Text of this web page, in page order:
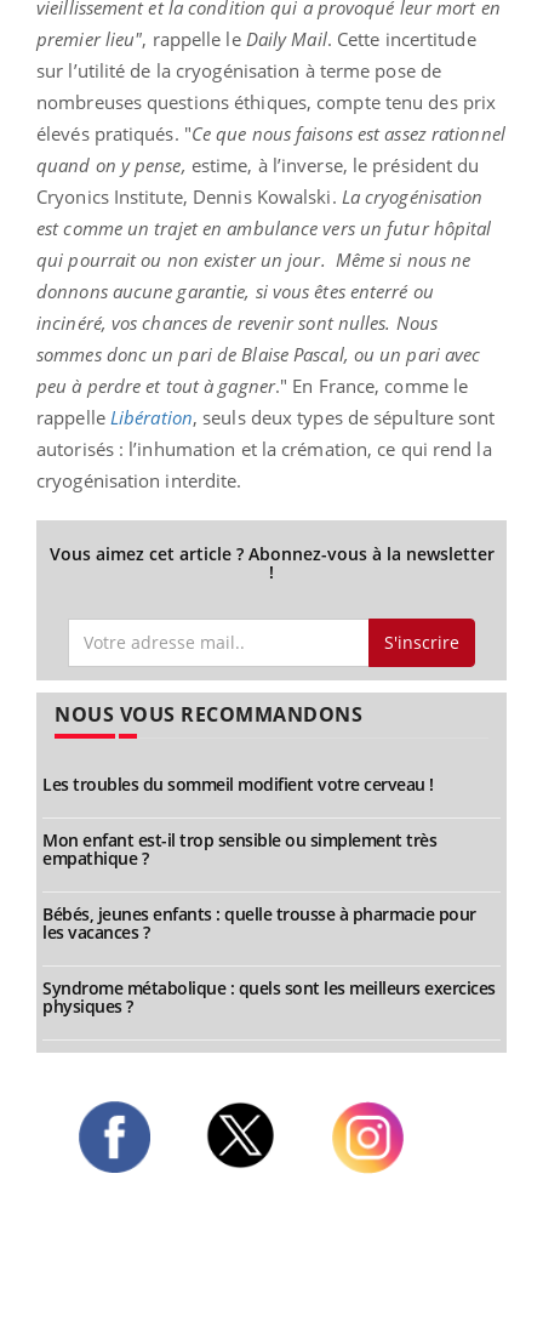
vieillissement et la condition qui a provoqué leur mort en
premier lieu", rappelle le Daily Mail. Cette incertitude
sur l’utilité de la cryogénisation à terme pose de
nombreuses questions éthiques, compte tenu des prix
élevés pratiqués. "Ce que nous faisons est assez rationnel
quand on y pense, estime, à l’inverse, le président du
Cryonics Institute, Dennis Kowalski. La cryogénisation
est comme un trajet en ambulance vers un futur hôpital
qui pourrait ou non exister un jour. Même si nous ne
donnons aucune garantie, si vous êtes enterré ou
incinéré, vos chances de revenir sont nulles. Nous
sommes donc un pari de Blaise Pascal, ou un pari avec
peu à perdre et tout à gagner." En France, comme le
rappelle Libération, seuls deux types de sépulture sont
autorisés : l’inhumation et la crémation, ce qui rend la
cryogénisation interdite.
Vous aimez cet article ? Abonnez-vous à la newsletter
!
S'inscrire
NOUS VOUS RECOMMANDONS
Les troubles du sommeil modifient votre cerveau !
Mon enfant est-il trop sensible ou simplement très
empathique ?
Bébés, jeunes enfants : quelle trousse à pharmacie pour
les vacances ?
Syndrome métabolique : quels sont les meilleurs exercices
physiques ?